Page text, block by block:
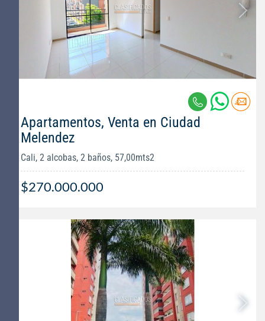
Apartamentos, Venta en Ciudad
Melendez
Cali, 2 alcobas, 2 baños, 57,00mts2
$270.000.000